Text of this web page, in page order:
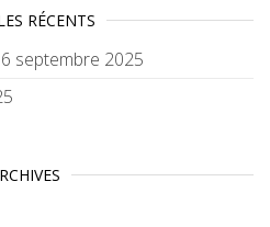
RÉCENTS
septembre 2025